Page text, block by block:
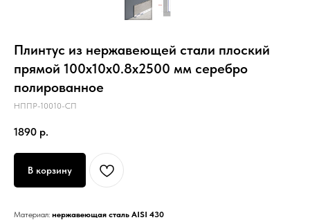
Плинтус из нержавеющей стали плоский
прямой 100х10х0.8х2500 мм серебро
полированное
НППР-10010-СП
1890 р.
В корзину
Материал: нержавеющая сталь AISI 430